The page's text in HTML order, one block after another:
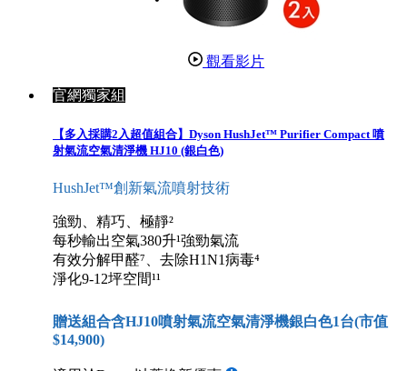
觀看影片
官網獨家組
【多入採購2入超值組合】Dyson HushJet™ Purifier Compact 噴
射氣流空氣清淨機 HJ10 (銀白色)
HushJet™創新氣流噴射技術
強勁、精巧、極靜²
每秒輸出空氣380升¹強勁氣流
有效分解甲醛⁷、去除H1N1病毒⁴
淨化9-12坪空間¹¹
贈送組合含HJ10噴射氣流空氣清淨機銀白色1台(市值
$14,900)